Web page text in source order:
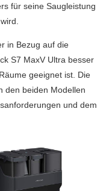
für seine Saugleistung
in Bezug auf die
S7 MaxV Ultra besser
geeignet ist. Die
den beiden Modellen
und dem